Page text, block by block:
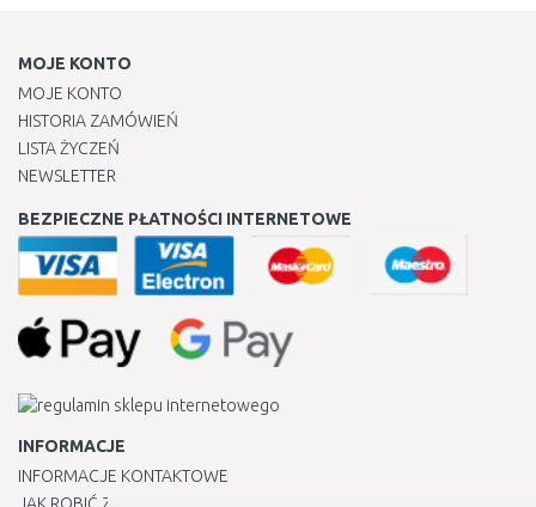
MOJE KONTO
MOJE KONTO
HISTORIA ZAMÓWIEŃ
LISTA ŻYCZEŃ
NEWSLETTER
BEZPIECZNE PŁATNOŚCI INTERNETOWE
INFORMACJE
INFORMACJE KONTAKTOWE